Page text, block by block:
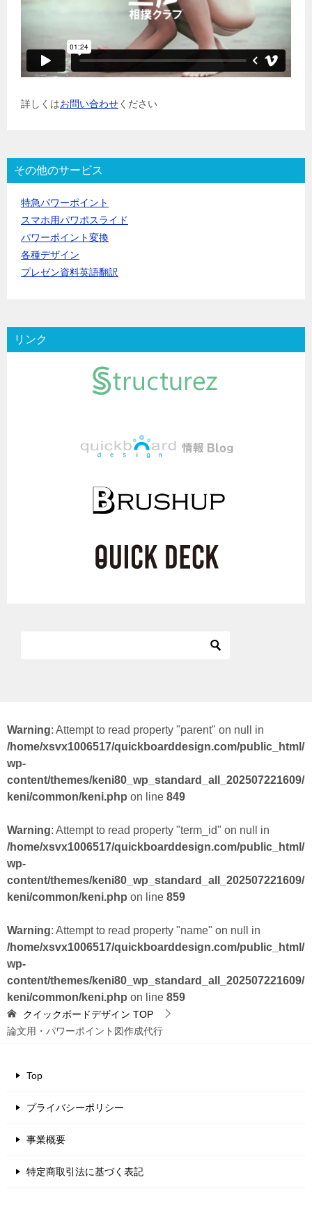
詳しくはお問い合わせください
その他のサービス
特急パワーポイント
スマホ用パワポスライド
パワーポイント変換
各種デザイン
プレゼン資料英語翻訳
リンク
Warning: Attempt to read property "parent" on null in
/home/xsvx1006517/quickboarddesign.com/public_html/
wp-
content/themes/keni80_wp_standard_all_202507221609/
keni/common/keni.php on line 849
Warning: Attempt to read property "term_id" on null in
/home/xsvx1006517/quickboarddesign.com/public_html/
wp-
content/themes/keni80_wp_standard_all_202507221609/
keni/common/keni.php on line 859
Warning: Attempt to read property "name" on null in
/home/xsvx1006517/quickboarddesign.com/public_html/
wp-
content/themes/keni80_wp_standard_all_202507221609/
keni/common/keni.php on line 859
クイックボードデザイン TOP
論文用・パワーポイント図作成代行
Top
プライバシーポリシー
事業概要
特定商取引法に基づく表記